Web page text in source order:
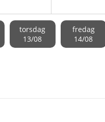
torsdag
13/08
fredag
14/08